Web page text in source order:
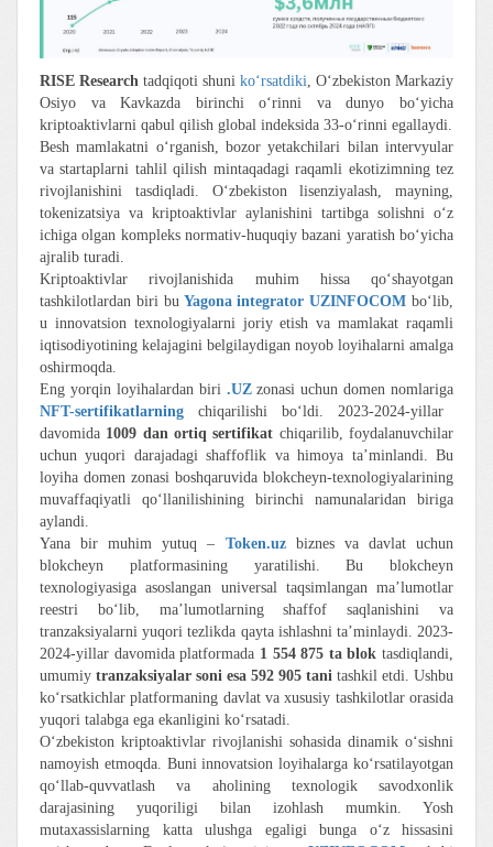
RISE Research tadqiqoti shuni ko‘rsatdiki , O‘zbekiston Markaziy
Osiyo va Kavkazda birinchi o‘rinni va dunyo bo‘yicha
kriptoaktivlarni qabul qilish global indeksida 33-o‘rinni egallaydi.
Besh mamlakatni o‘rganish, bozor yetakchilari bilan intervyular
va startaplarni tahlil qilish mintaqadagi raqamli ekotizimning tez
rivojlanishini tasdiqladi. O‘zbekiston lisenziyalash, mayning,
tokenizatsiya va kriptoaktivlar aylanishini tartibga solishni o‘z
ichiga olgan kompleks normativ-huquqiy bazani yaratish bo‘yicha
ajralib turadi.
Kriptoaktivlar rivojlanishida muhim hissa qo‘shayotgan
tashkilotlardan biri bu Yagona integrator UZINFOCOM bo‘lib,
u innovatsion texnologiyalarni joriy etish va mamlakat raqamli
iqtisodiyotining kelajagini belgilaydigan noyob loyihalarni amalga
oshirmoqda.
Eng yorqin loyihalardan biri .UZ zonasi uchun domen nomlariga
NFT-sertifikatlarning chiqarilishi bo‘ldi. 2023-2024-yillar
davomida 1009 dan ortiq sertifikat chiqarilib, foydalanuvchilar
uchun yuqori darajadagi shaffoflik va himoya ta’minlandi. Bu
loyiha domen zonasi boshqaruvida blokcheyn-texnologiyalarining
muvaffaqiyatli qo‘llanilishining birinchi namunalaridan biriga
aylandi.
Yana bir muhim yutuq – Token.uz
biznes va davlat uchun
blokcheyn platformasining yaratilishi. Bu blokcheyn
texnologiyasiga asoslangan universal taqsimlangan ma’lumotlar
reestri bo‘lib, ma’lumotlarning shaffof saqlanishini va
tranzaksiyalarni yuqori tezlikda qayta ishlashni ta’minlaydi. 2023-
2024-yillar davomida platformada 1 554 875 ta blok tasdiqlandi,
umumiy tranzaksiyalar soni esa 592 905 tani tashkil etdi. Ushbu
ko‘rsatkichlar platformaning davlat va xususiy tashkilotlar orasida
yuqori talabga ega ekanligini ko‘rsatadi.
O‘zbekiston kriptoaktivlar rivojlanishi sohasida dinamik o‘sishni
namoyish etmoqda. Buni innovatsion loyihalarga ko‘rsatilayotgan
qo‘llab-quvvatlash va aholining texnologik savodxonlik
darajasining yuqoriligi bilan izohlash mumkin. Yosh
mutaxassislarning katta ulushga egaligi bunga o‘z hissasini